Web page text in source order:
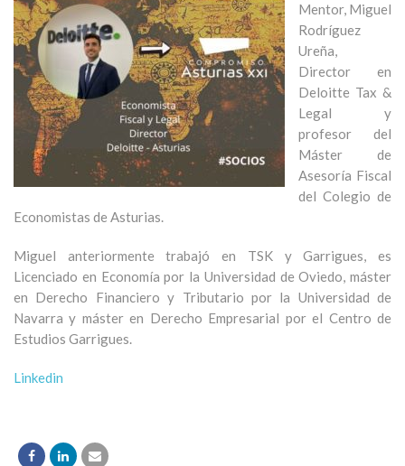
Mentor, Miguel
Rodríguez
Ureña,
Director en
Deloitte Tax &
Legal y
profesor del
Máster de
Asesoría Fiscal
del Colegio de
Economistas de Asturias.
Miguel anteriormente trabajó en TSK y Garrigues, es
Licenciado en Economía por la Universidad de Oviedo, máster
en Derecho Financiero y Tributario por la Universidad de
Navarra y máster en Derecho Empresarial por el Centro de
Estudios Garrigues.
Linkedin